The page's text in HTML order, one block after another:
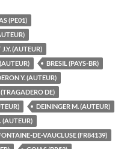
(PE01)
(AUTEUR)
BRESIL (PAYS-BR)
Y. (AUTEUR)
DE)
DEININGER M. (AUTEUR)
(AUTEUR)
DE-VAUCLUSE (FR84139)